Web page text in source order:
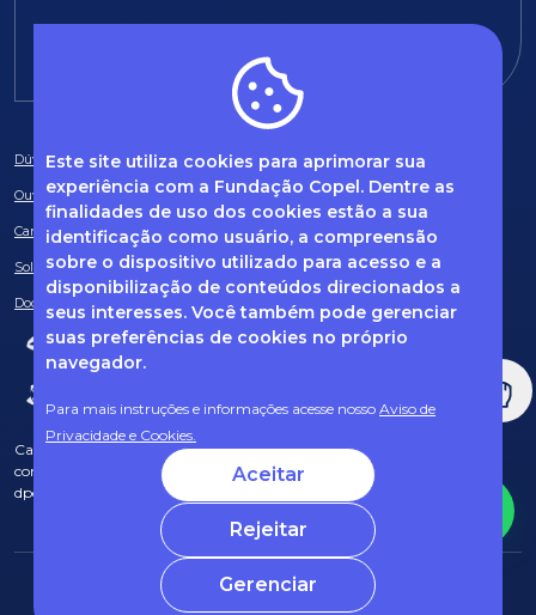
Este site utiliza cookies para aprimorar sua
experiência com a Fundação Copel. Dentre as
finalidades de uso dos cookies estão a sua
identificação como usuário, a compreensão
sobre o dispositivo utilizado para acesso e a
disponibilização de conteúdos direcionados a
seus interesses. Você também pode gerenciar
suas preferências de cookies no próprio
navegador.
Para mais instruções e informações acesse nosso Aviso de
Privacidade e Cookies.
Aceitar
Rejeitar
Gerenciar
Dúvidas frequentes
Ouvidoria
Canal de Denúncias
Solicitação de informações
Documentos obrigatórios
Caso tenha dúvidas sobre Privacidade de Dados e LGPD, entre em
contato com o nosso DPO (encarregado de dados) via e-mail:
dpo@fcopel.org.br
© 2025 Fundação Copel Todos os direitos reservados